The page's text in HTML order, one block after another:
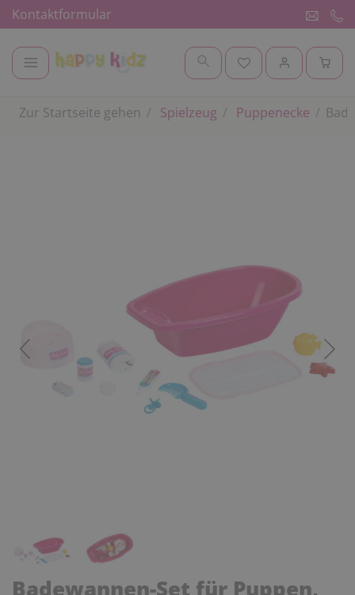
Kontaktformular
Zur Startseite gehen Spielzeug Puppenecke
Badewannen-Set für Puppen,